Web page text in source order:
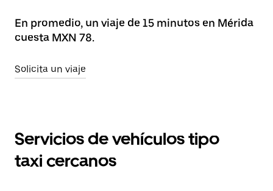
En promedio, un viaje de 15 minutos en Mérida
cuesta MXN 78.
Solicita un viaje
Servicios de vehículos tipo
taxi cercanos